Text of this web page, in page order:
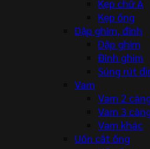
Kẹp chữ A
Kẹp ống
Dập ghim, đinh
Dập ghim
Đinh ghim
Súng rút
Vam
Vam 2
Vam 3
Vam khác
Uốn cắt ống